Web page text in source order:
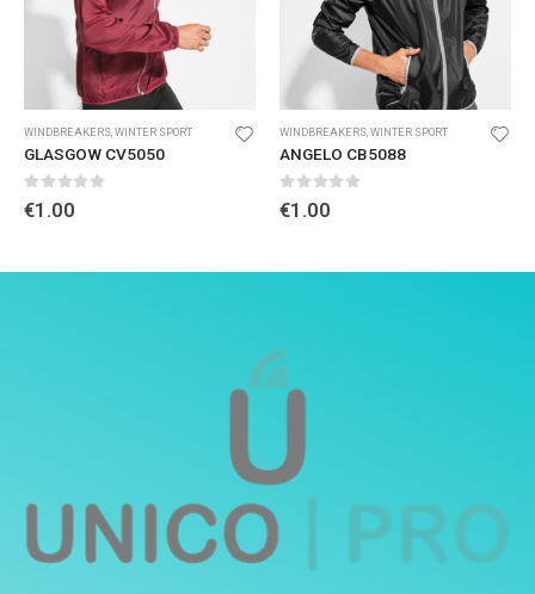
WINDBREAKERS,WINTER SPORT
GLASGOW CV5050
0out of 5
€1.00
WINDBREAKERS,WINTER SPORT
ANGELO CB5088
0out of 5
€1.00